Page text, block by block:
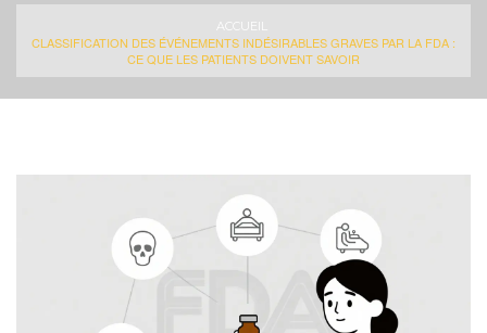
ACCUEIL
CLASSIFICATION DES ÉVÉNEMENTS INDÉSIRABLES GRAVES PAR LA FDA :
CE QUE LES PATIENTS DOIVENT SAVOIR